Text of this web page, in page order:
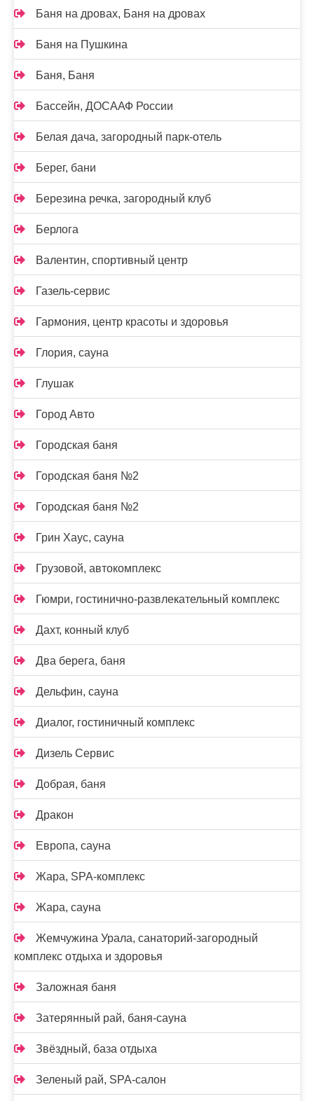
Баня на дровах, Баня на дровах
Баня на Пушкина
Баня, Баня
Бассейн, ДОСААФ России
Белая дача, загородный парк-отель
Берег, бани
Березина речка, загородный клуб
Берлога
Валентин, спортивный центр
Газель-сервис
Гармония, центр красоты и здоровья
Глория, сауна
Глушак
Город Авто
Городская баня
Городская баня №2
Городская баня №2
Грин Хаус, сауна
Грузовой, автокомплекс
Гюмри, гостинично-развлекательный комплекс
Дахт, конный клуб
Два берега, баня
Дельфин, сауна
Диалог, гостиничный комплекс
Дизель Сервис
Добрая, баня
Дракон
Европа, сауна
Жара, SPA-комплекс
Жара, сауна
Жемчужина Урала, санаторий-загородный
комплекс отдыха и здоровья
Заложная баня
Затерянный рай, баня-сауна
Звёздный, база отдыха
Зеленый рай, SPA-салон